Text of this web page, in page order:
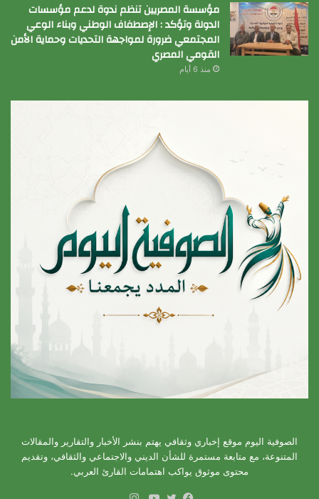
مؤسسة المصريين تنظم ندوة لدعم مؤسسات
الدولة وتؤكد : الإصطفاف الوطني وبناء الوعي
المجتمعي ضرورة لمواجهة التحديات وحماية الأمن
القومي المصري
منذ 6 أيام
الصوفية اليوم موقع إخباري وثقافي يهتم بنشر الأخبار والتقارير والمقالات
المتنوعة، مع متابعة مستمرة للشأن الديني والاجتماعي والثقافي، وتقديم
محتوى موثوق يواكب اهتمامات القارئ العربي.